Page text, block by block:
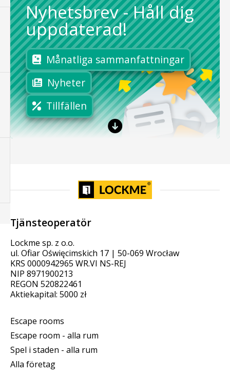
Nyhetsbrev -Håll dig
uppdaterad!
Månatliga sammanfattningar
Nyheter
Tillfällen
Tjänsteoperatör
Lockme sp. z o.o.
ul. Ofiar Oświęcimskich 17 | 50-069 Wrocław
KRS 0000942965 WR.VI NS-REJ
NIP 8971900213
REGON 520822461
Aktiekapital: 5000 zł
Escape rooms
Escape room - alla rum
Spel i staden - alla rum
Alla företag